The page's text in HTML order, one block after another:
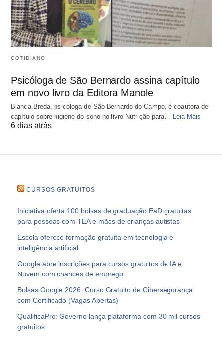
COTIDIANO
Psicóloga de São Bernardo assina capítulo
em novo livro da Editora Manole
Bianca Breda, psicóloga de São Bernardo do Campo, é coautora de
capítulo sobre higiene do sono no livro Nutrição para…
Leia Mais
6 dias atrás
CURSOS GRATUITOS
Iniciativa oferta 100 bolsas de graduação EaD gratuitas
para pessoas com TEA e mães de crianças autistas
Escola oferece formação gratuita em tecnologia e
inteligência artificial
Google abre inscrições para cursos gratuitos de IA e
Nuvem com chances de emprego
Bolsas Google 2026: Curso Gratuito de Cibersegurança
com Certificado (Vagas Abertas)
QualificaPro: Governo lança plataforma com 30 mil cursos
gratuitos